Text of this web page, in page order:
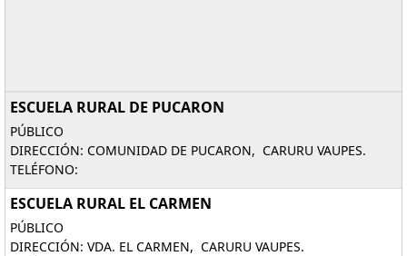
ESCUELA RURAL DE PUCARON
PÚBLICO
DIRECCIÓN: COMUNIDAD DE PUCARON, CARURU VAUPES.
TELÉFONO:
ESCUELA RURAL EL CARMEN
PÚBLICO
DIRECCIÓN: VDA. EL CARMEN, CARURU VAUPES.